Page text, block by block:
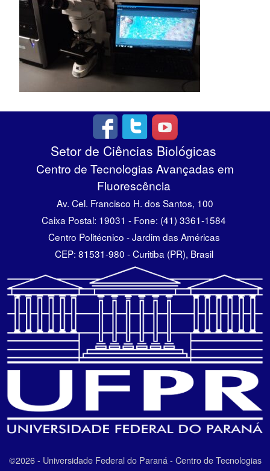
Setor de Ciências Biológicas
Centro de Tecnologias Avançadas em
Fluorescência
Av. Cel. Francisco H. dos Santos, 100
Caixa Postal: 19031 - Fone: (41) 3361-1584
Centro Politécnico - Jardim das Américas
CEP: 81531-980 - Curitiba (PR), Brasil
©2026 - Universidade Federal do Paraná - Centro de Tecnologias